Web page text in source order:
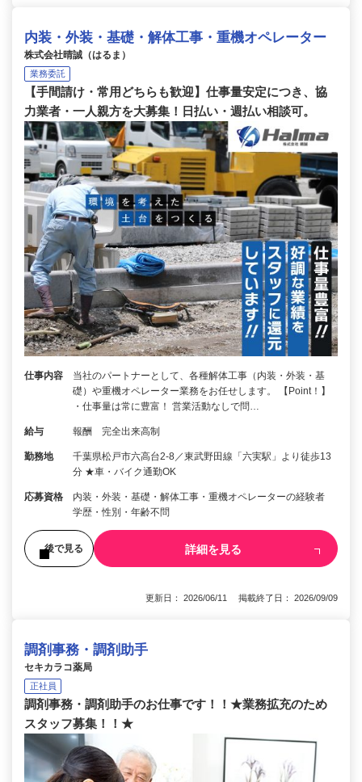
内装・外装・基礎・解体工事・重機オペレーター
株式会社晴誠（はるま）
業務委託
【手間請け・常用どちらも歓迎】仕事量安定につき、協
力業者・一人親方を大募集！日払い・週払い相談可。
仕事内容
当社のパートナーとして、各種解体工事（内装・外装・基
礎）や重機オペレーター業務をお任せします。 【Point！】
・仕事量は常に豊富！ 営業活動なしで問…
給与 報酬 完全出来高制
勤務地
千葉県松戸市六高台2-8／東武野田線「六実駅」より徒歩13
分 ★車・バイク通勤OK
応募資格
内装・外装・基礎・解体工事・重機オペレーターの経験者
学歴・性別・年齢不問
後で見る 詳細を見る
更新日： 2026/06/11 掲載終了日： 2026/09/09
調剤事務・調剤助手
セキカラコ薬局
正社員
調剤事務・調剤助手のお仕事です！！★業務拡充のため
スタッフ募集！！★